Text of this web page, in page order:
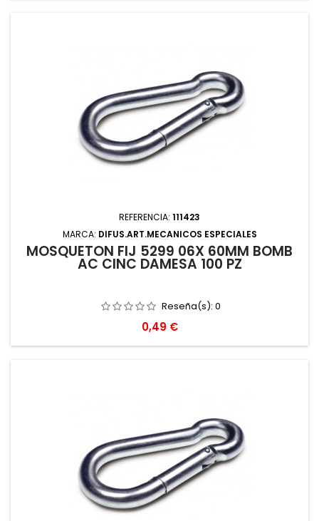
REFERENCIA: 111423
MARCA: DIFUS.ART.MECANICOS ESPECIALES
MOSQUETON FIJ 5299 06X 60MM BOMB
AC CINC DAMESA 100 PZ
Reseña(s): 0
Precio
0,49 €